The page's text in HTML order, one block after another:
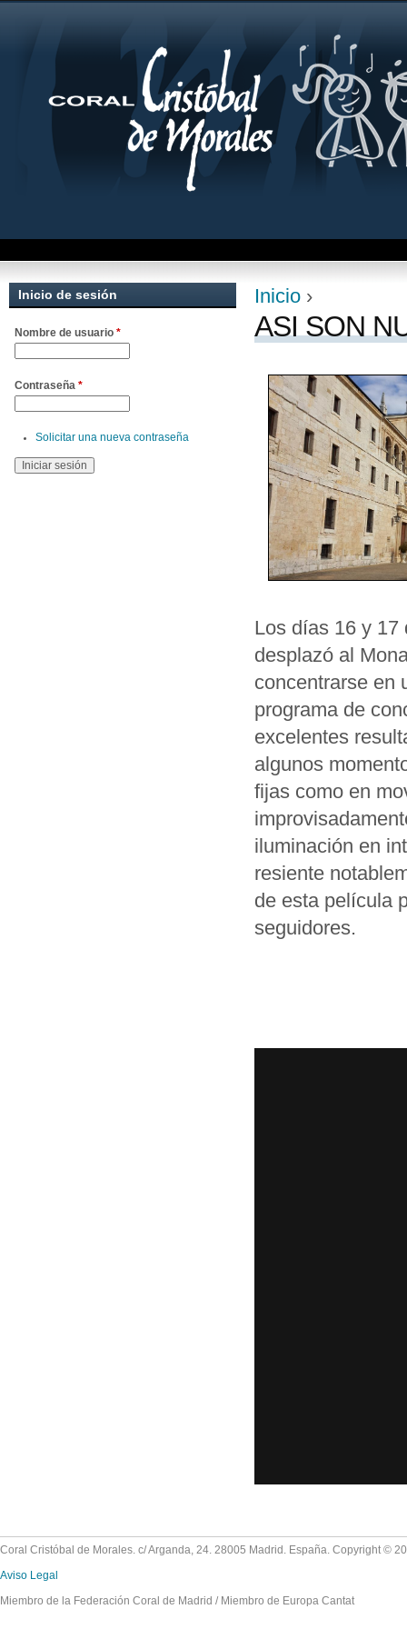
Se encuentra
Inicio ›
ASI SON
Los días 16 y 17
desplazó al
concentrarse en
programa de
excelentes
algunos
fijas como en
iluminación en
resiente
de esta película
seguidores.
Inicio de sesión
Nombre de usuario *
Contraseña *
Solicitar una nueva contraseña
Coral Cristóbal de Morales. c/ Arganda, 24. 28005 Madrid. España. Copyright ©
Aviso Legal
Miembro de la Federación Coral de Madrid / Miembro de Europa Cantat